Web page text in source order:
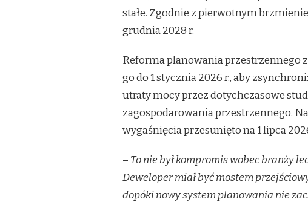
stałe. Zgodnie z pierwotnym
grudnia 2028 r.
Reforma planowania przestrzennego
go do 1 stycznia 2026 r., aby
utraty mocy przez dotychczasowe
zagospodarowania przestrzennego.
wygaśnięcia przesunięto na 1 lipca
– To nie był kompromis wobec branży
Deweloper miał być mostem
dopóki nowy system planowania nie